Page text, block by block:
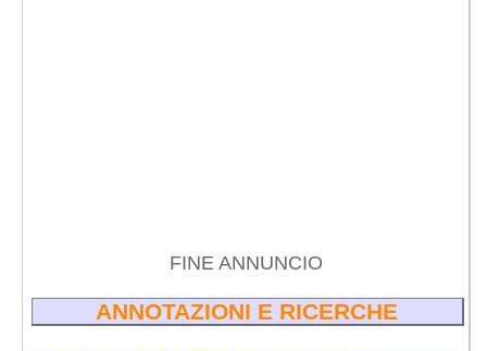
FINE ANNUNCIO
ANNOTAZIONI E RICERCHE